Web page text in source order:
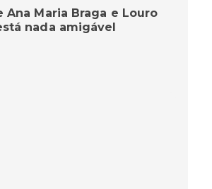
Ana Maria Braga e Louro
nada amigável